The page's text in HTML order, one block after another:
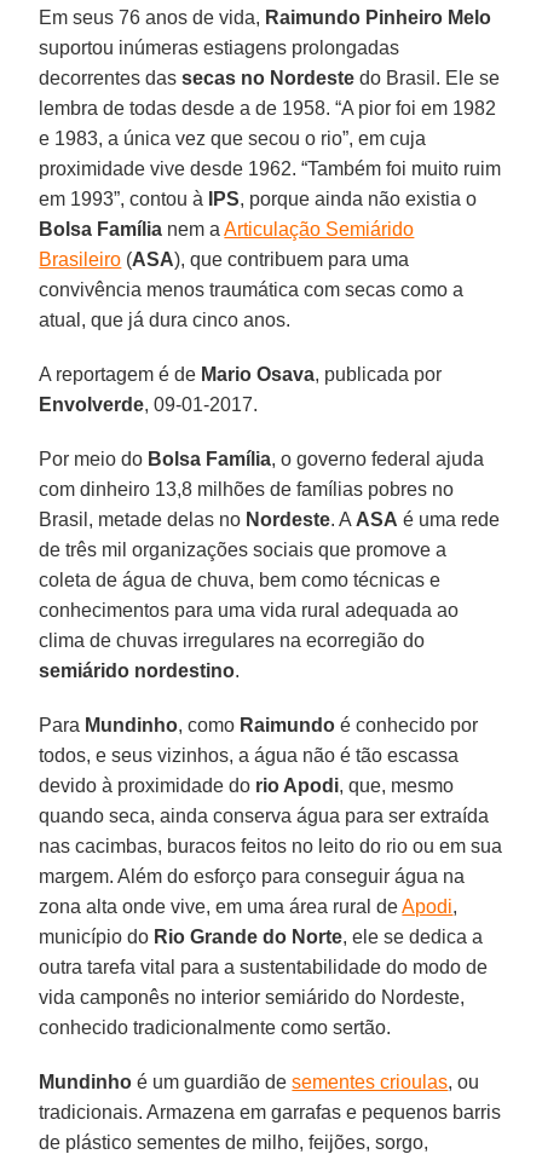
Em seus 76 anos de vida, Raimundo Pinheiro Melo
suportou inúmeras estiagens prolongadas
decorrentes dassecas no Nordeste do Brasil. Ele se
lembra de todas desde a de 1958. “A pior foi em 1982
e 1983, a única vez que secou o rio”, em cuja
proximidade vive desde 1962. “Também foi muito ruim
em 1993”, contou à
IPS, porque ainda não existia o
Bolsa Família nem aArticulação Semiárido
Brasileiro (ASA), que contribuem para uma
convivência menos traumática com secas como a
atual, que já dura cinco anos.
A reportagem é de Mario Osava, publicada por
Envolverde, 09-01-2017.
Por meio do Bolsa Família, o governo federal ajuda
com dinheiro 13,8 milhões de famílias pobres no
Brasil, metade delas no Nordeste. A ASA é uma rede
de três mil organizações sociais que promove a
coleta de água de chuva, bem como técnicas e
conhecimentos para uma vida rural adequada ao
clima de chuvas irregulares na ecorregião do
semiárido nordestino.
Para Mundinho, como Raimundo é conhecido por
todos, e seus vizinhos, a água não é tão escassa
devido à proximidade do rio Apodi, que, mesmo
quando seca, ainda conserva água para ser extraída
nas cacimbas, buracos feitos no leito do rio ou em sua
margem. Além do esforço para conseguir água na
zona alta onde vive, em uma área rural deApodi,
município do Rio Grande do Norte, ele se dedica a
outra tarefa vital para a sustentabilidade do modo de
vida camponês no interior semiárido do Nordeste,
conhecido tradicionalmente como sertão.
Mundinho é um guardião desementes crioulas, ou
tradicionais. Armazena em garrafas e pequenos barris
de plástico sementes de milho, feijões, sorgo,